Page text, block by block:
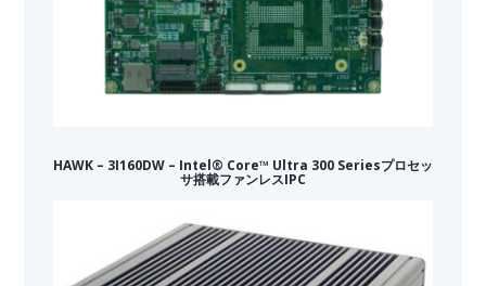
HAWK – 3I160DW – Intel® Core™ Ultra 300 Seriesプロセッ
サ搭載ファンレスIPC